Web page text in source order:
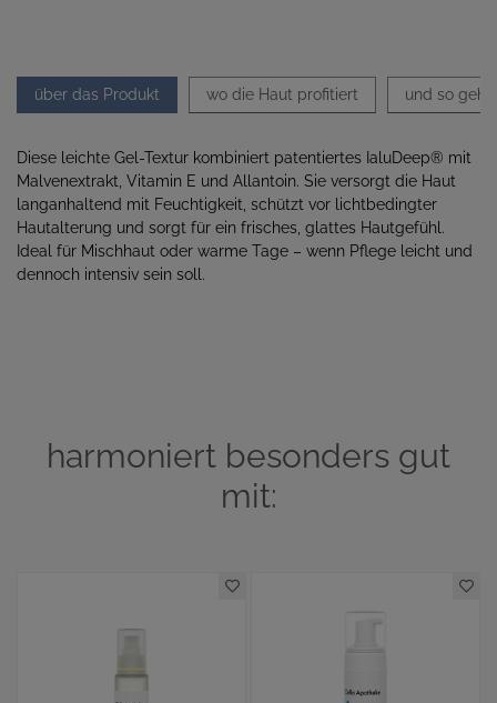
über das Produkt wo die Haut profitiert und so
Diese leichte Gel-Textur kombiniert patentiertes IaluDeep® mit
Malvenextrakt, Vitamin E und Allantoin. Sie versorgt die Haut
langanhaltend mit Feuchtigkeit, schützt vor lichtbedingter
Hautalterung und sorgt für ein frisches, glattes Hautgefühl.
Ideal für Mischhaut oder warme Tage – wenn Pflege leicht und
dennoch intensiv sein soll.
harmoniert besonders gut
mit: